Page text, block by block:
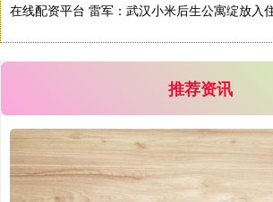
在线配资平台 雷军：武汉小米后生公寓绽放入
推荐资讯